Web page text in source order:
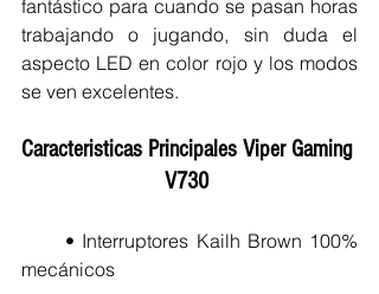
fantástico para cuando se pasan horas
trabajando o jugando, sin duda el
aspecto LED en color rojo y los modos
se ven excelentes.
Caracteristicas Principales Viper Gaming
V730
mecánicos